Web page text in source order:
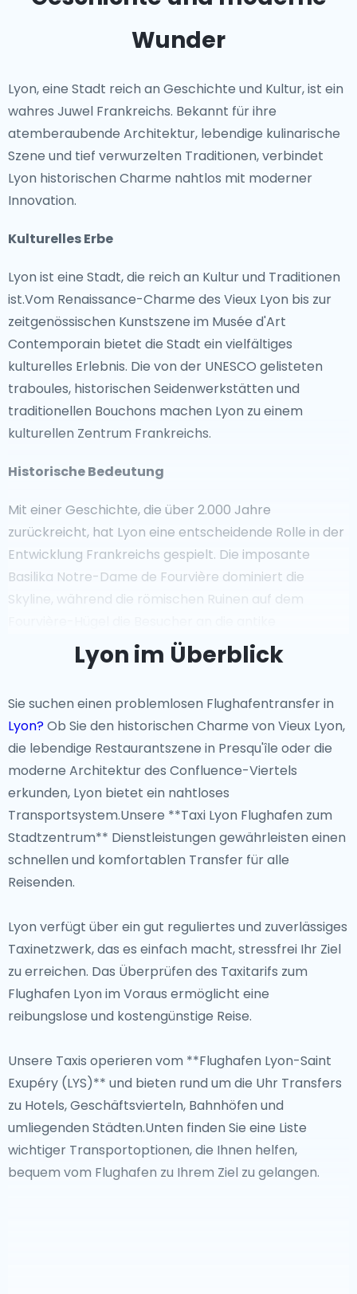
Wunder
Lyon, eine Stadt reich an Geschichte und Kultur, ist ein
wahres Juwel Frankreichs. Bekannt für ihre
atemberaubende Architektur, lebendige kulinarische
Szene und tief verwurzelten Traditionen, verbindet
Lyon historischen Charme nahtlos mit moderner
Innovation.
Kulturelles Erbe
Lyon ist eine Stadt, die reich an Kultur und Traditionen
ist.Vom Renaissance-Charme des Vieux Lyon bis zur
zeitgenössischen Kunstszene im Musée d'Art
Contemporain bietet die Stadt ein vielfältiges
kulturelles Erlebnis. Die von der UNESCO gelisteten
traboules, historischen Seidenwerkstätten und
traditionellen Bouchons machen Lyon zu einem
kulturellen Zentrum Frankreichs.
Historische Bedeutung
Mit einer Geschichte, die über 2.000 Jahre
zurückreicht, hat Lyon eine entscheidende Rolle in der
Entwicklung Frankreichs gespielt. Die imposante
Basilika Notre-Dame de Fourvière dominiert die
Skyline, während die römischen Ruinen auf dem
Vergangenheit der Stadt erinnern. Lyons Bedeutung
als Zentrum des Handels, der Industrie und der
Gegenwart.
Ikonoische Sehenswürdigkeiten
Vom lebhaften Viertel Presqu'île bis zu den
malerischen Ufern der Flüsse Rhône und Saône ist
Lyon voller Sehenswürdigkeiten, die man gesehen
haben muss. Der Parc de la Tête d'Or bietet einen
ruhigen Rückzugsort, während der belebte Place
kulinarische Hauptstadt Frankreichs zeigt sich in
seinen mit Michelin-Sternen ausgezeichneten
Restaurants und traditionellen Bouchons.
Abseits der ausgetretenen Pfade
bietet Lyon verborgene Schätze, die darauf warten,
entdeckt zu werden. Das Viertel Croix-Rousse
präsentiert sein Erbe des Seidenwebens, während das
Viertel Confluence futuristische Architektur und
modernes Stadtdesign bietet.Die nahe gelegene
Beaujolais-Weinregion bietet Weinliebhabern, die die
Lyon im Überblick
Sie suchen einen problemlosen Flughafentransfer in
Lyon?Ob Sie den historischen Charme von Vieux Lyon,
die lebendige Restaurantszene in Presqu'île oder die
moderne Architektur des Confluence-Viertels
erkunden, Lyon bietet ein nahtloses
Transportsystem.Unsere **Taxi Lyon Flughafen zum
Stadtzentrum** Dienstleistungen gewährleisten einen
schnellen und komfortablen Transfer für alle
Reisenden.
Lyon verfügt über ein gut reguliertes und zuverlässiges
Taxinetzwerk, das es einfach macht, stressfrei Ihr Ziel
zu erreichen. Das Überprüfen des Taxitarifs zum
Flughafen Lyon im Voraus ermöglicht eine
reibungslose und kostengünstige Reise.
Unsere Taxis operieren vom **Flughafen Lyon-Saint
Exupéry (LYS)** und bieten rund um die Uhr Transfers
zu Hotels, Geschäftsvierteln, Bahnhöfen und
umliegenden Städten.Unten finden Sie eine Liste
wichtiger Transportoptionen, die Ihnen helfen,
bequem vom Flughafen zu Ihrem Ziel zu gelangen.